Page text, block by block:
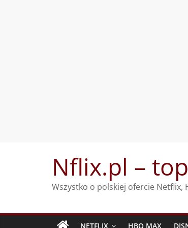
Nflix.pl –
Wszystko o polskiej ofercie Netflix,
NETFLIX HBO MAX